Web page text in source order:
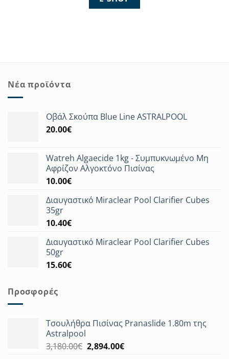
Νέα προϊόντα
Οβάλ Σκούπα Blue Line ASTRALPOOL
20.00€
Watreh Algaecide 1kg - Συμπυκνωμένο Μη
Αφρίζον Αλγοκτόνο Πισίνας
10.00€
Διαυγαστικό Miraclear Pool Clarifier Cubes
35gr
10.40€
Διαυγαστικό Miraclear Pool Clarifier Cubes
50gr
15.60€
Προσφορές
Τσουλήθρα Πισίνας Pranaslide 1.80m της
Astralpool
3,180.00€ Original
2,894.00€Η